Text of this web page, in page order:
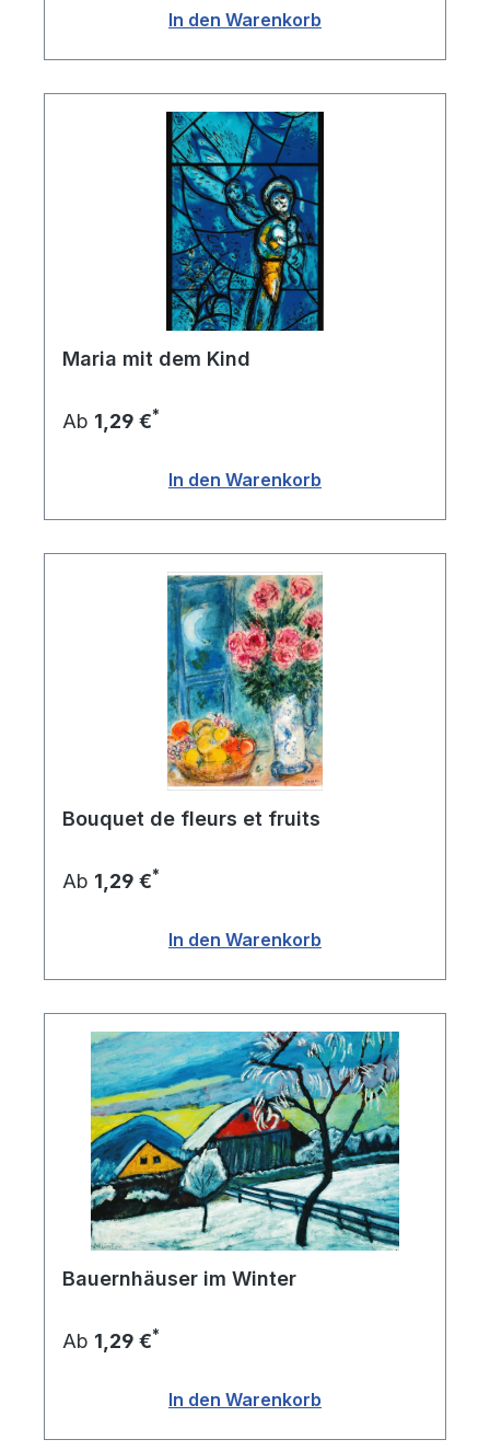
In den Warenkorb
Maria mit dem Kind
Ab 1,29 €*
In den Warenkorb
Bouquet de fleurs et fruits
Ab 1,29 €*
In den Warenkorb
Bauernhäuser im Winter
Ab 1,29 €*
In den Warenkorb